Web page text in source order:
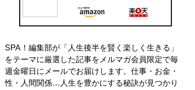
SPA！編集部が「人生後半を賢く楽しく生きる」
をテーマに厳選した記事をメルマガ会員限定で毎
週金曜日にメールでお届けします。仕事・お金・
性・人間関係…人生を豊かにする秘訣が見つかり